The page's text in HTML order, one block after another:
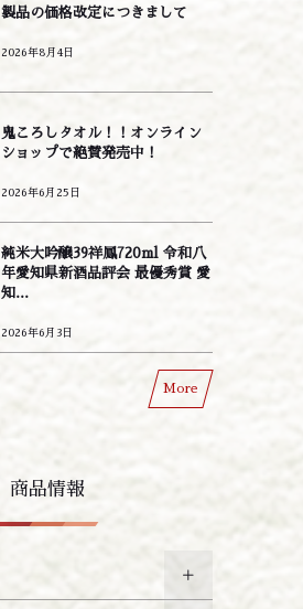
製品の価格改定につきまして
2026年8月4日
鬼ころしタオル！！オンライン
ショップで絶賛発売中！
2026年6月25日
純米大吟醸39祥鳳720ml 令和八
年愛知県新酒品評会 最優秀賞 愛
知...
2026年6月3日
More
商品情報